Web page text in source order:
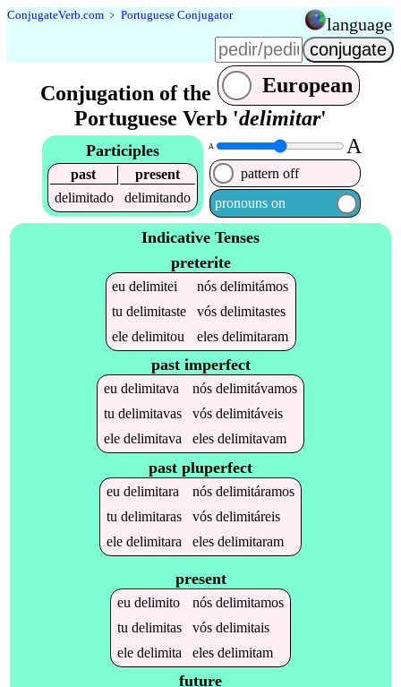
ConjugateVerb.com ﹥ Portuguese Conjugator language
Conjugation of the
European
Portuguese Verb 'delimitar'
Participles
past
present
delimitado
delimitando
A A
pattern off
pronouns on
Indicative Tenses
preterite
eudelimitei nósdelimitámos
tudelimitaste vósdelimitastes
eledelimitou elesdelimitaram
past imperfect
eu delimitava nós delimitávamos
tu delimitavas vós delimitáveis
ele delimitava eles delimitavam
past pluperfect
eu delimitara nós delimitáramos
tu delimitaras vós delimitáreis
ele delimitara eles delimitaram
present
eu delimito nós delimitamos
tu delimitas vós delimitais
ele delimita eles delimitam
future